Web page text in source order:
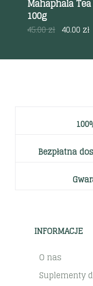
Mahaphala
100g
45.00zł 40.00zł
Bezpłatna
INFORMACJE
O nas
Suplementy